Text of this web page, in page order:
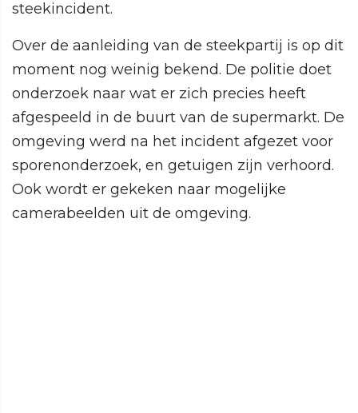
steekincident.
Over de aanleiding van de steekpartij is op dit
moment nog weinig bekend. De politie doet
onderzoek naar wat er zich precies heeft
afgespeeld in de buurt van de supermarkt. De
omgeving werd na het incident afgezet voor
sporenonderzoek, en getuigen zijn verhoord.
Ook wordt er gekeken naar mogelijke
camerabeelden uit de omgeving.